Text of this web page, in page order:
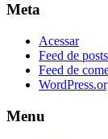
Meta
Acessar
Feed de posts
Feed de
Menu